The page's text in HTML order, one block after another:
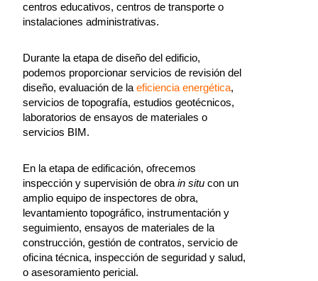
centros educativos, centros de transporte o
instalaciones administrativas.
Durante la etapa de diseño del edificio,
podemos proporcionar servicios de revisión del
diseño, evaluación de la eficiencia energética,
servicios de topografía, estudios geotécnicos,
laboratorios de ensayos de materiales o
servicios BIM.
En la etapa de edificación, ofrecemos
inspección y supervisión de obra in situ con un
amplio equipo de inspectores de obra,
levantamiento topográfico, instrumentación y
seguimiento, ensayos de materiales de la
construcción, gestión de contratos, servicio de
oficina técnica, inspección de seguridad y salud,
o asesoramiento pericial.